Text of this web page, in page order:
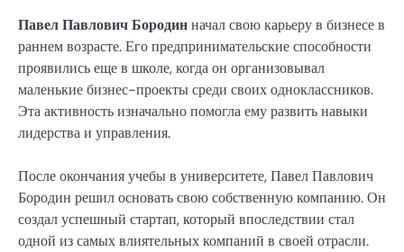
Павел Павлович Бородинначал свою карьеру в бизнесе в
раннем возрасте. Его предпринимательские способности
проявились еще в школе, когда он организовывал
маленькие бизнес-проекты среди своих одноклассников.
Эта активность изначально помогла ему развить навыки
лидерства и управления.
После окончания учебы в университете, Павел Павлович
Бородин решил основать свою собственную компанию. Он
создал успешный стартап, который впоследствии стал
одной из самых влиятельных компаний в своей отрасли.